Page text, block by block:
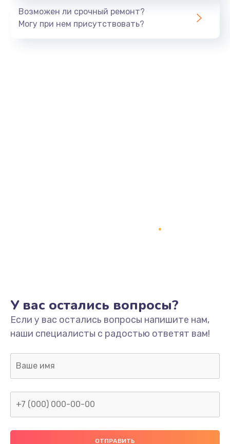
Возможен ли срочный ремонт?
Могу при нем присутствовать?
У вас остались вопросы?
Если у вас остались вопросы напишите нам,
наши специалисты с радостью ответят вам!